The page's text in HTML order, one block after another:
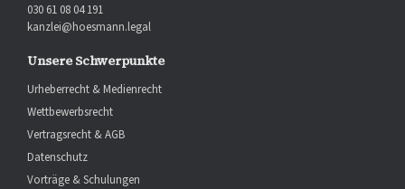
030 61 08 04 191
kanzlei@hoesmann.legal
Unsere Schwerpunkte
Urheberrecht & Medienrecht
Wettbewerbsrecht
Vertragsrecht & AGB
Datenschutz
Vorträge & Schulungen